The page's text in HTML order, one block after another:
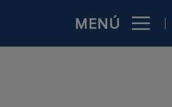
MENÚ